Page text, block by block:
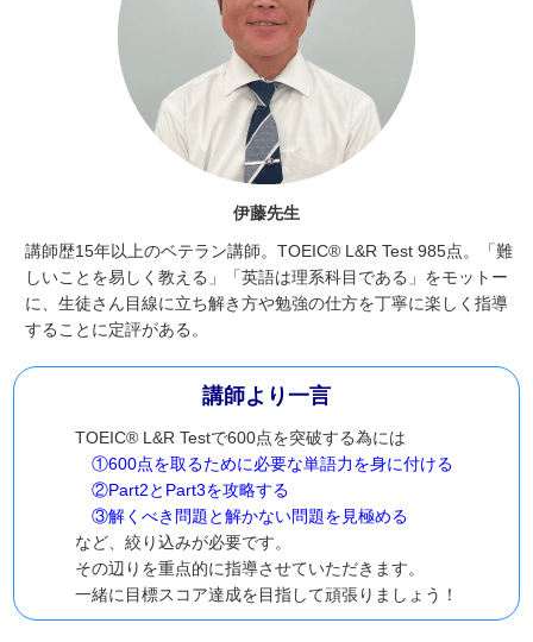
伊藤先生
講師歴15年以上のベテラン講師。TOEIC® L&R Test 985点。「難
しいことを易しく教える」「英語は理系科目である」をモットー
に、生徒さん目線に立ち解き方や勉強の仕方を丁寧に楽しく指導
することに定評がある。
講師より一言
TOEIC® L&R Testで600点を突破する為には
①600点を取るために必要な単語力を身に付ける
②Part2とPart3を攻略する
③解くべき問題と解かない問題を見極める
など、絞り込みが必要です。
その辺りを重点的に指導させていただきます。
一緒に目標スコア達成を目指して頑張りましょう！